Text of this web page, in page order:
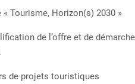
Tourisme, Horizon(s) 2030 »
de l’offre et de
de projets touristiques